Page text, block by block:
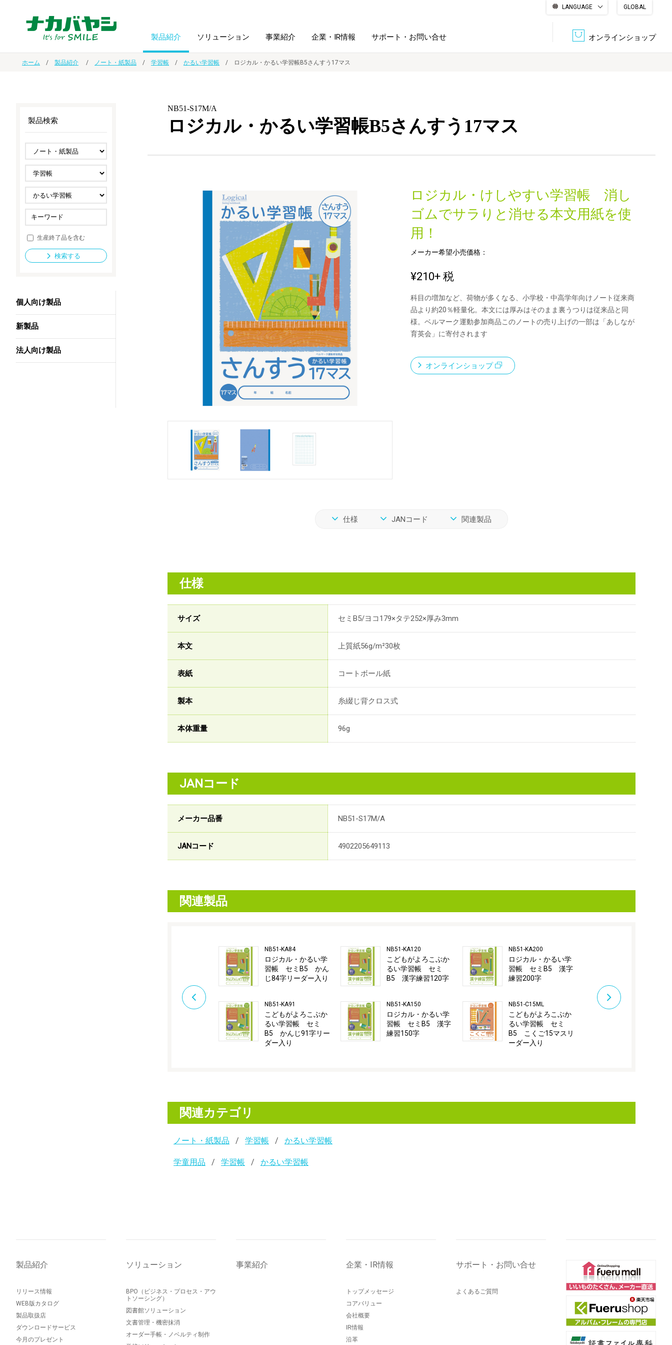
LANGUAGE
GLOBAL
オンラインショップ
製品紹介
ノート・紙製品
ファイル・
ホルダー用品
筆記具
スマートフォン・
タブレット関連
防災・
セキュリティ用品
シルバー デジタル文具
キャラクター・
学童用品
法人向け製品 新製品一覧
ソリューション
オーダー手帳・ノベルティ制作 学校ソリューション DPS（データ・プリント・サービス）
ドキュメントスキャニングサービス
導入事例
事業紹介 企業・IR情報
IR情報 沿革 認証一覧
サステナビリティ
サポート・お問い合せ
ホーム 製品紹介 ノート・紙製品 学習帳 かるい学習帳 ロジカル・かるい学習帳B5さんすう17マス
NB51-S17M/A
ロジカル・かるい学習帳B5さんすう17マス
ロジカル・けしやすい学習帳 消し
ゴムでサラりと消せる本文用紙を使
用！
メーカー希望小売価格：
¥210+ 税
科目の増加など、荷物が多くなる、小学校・中高学年向けノート従来商
品より約20％軽量化。本文には厚みはそのまま裏うつりは従来品と同
様。ベルマーク運動参加商品このノートの売り上げの一部は「あしなが
育英会」に寄付されます
オンラインショップ
仕様 JANコード 関連製品
仕様
サイズ セミB5/ヨコ179×タテ252×厚み3mm
本文 上質紙56g/m²30枚
表紙 コートボール紙
製本 糸綴じ背クロス式
本体重量 96g
JANコード
メーカー品番 NB51-S17M/A
JANコード 4902205649113
関連製品
NB51-KA84
ロジカル・かるい学
習帳 セミB5 かん
じ84字リーダー入り
NB51-KA91
こどもがよろこぶか
るい学習帳 セミ
B5 かんじ91字リー
ダー入り
NB51-KA120
こどもがよろこぶか
るい学習帳 セミ
B5 漢字練習120字
NB51-KA150
ロジカル・かるい学
習帳 セミB5 漢字
練習150字
NB51-KA200
ロジカル・かるい学
習帳 セミB5 漢字
練習200字
NB51-C15ML
こどもがよろこぶか
るい学習帳 セミ
B5 こくご15マスリ
ーダー入り
関連カテゴリ
ノート・紙製品 学習帳 かるい学習帳
学童用品 学習帳 かるい学習帳
製品検索
生産終了品を含む
検索する
個人向け製品
新製品
法人向け製品
製品紹介
リリース情報
WEB版カタログ
製品取扱店
ダウンロードサービス
今月のプレゼント
ソリューション
BPO（ビジネス・プロセス・アウ
トソーシング）
図書館ソリューション
文書管理・機密抹消
オーダー手帳・ノベルティ制作
事業紹介 企業・IR情報
トップメッセージ
コアバリュー
会社概要
IR情報
沿革
サポート・お問い合せ
よくあるご質問